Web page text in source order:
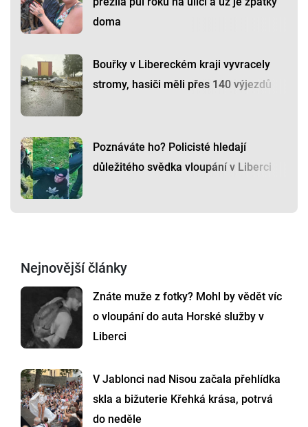
doma
Bouřky v Libereckém kraji vyvracely
stromy, hasiči měli přes 140 výjezdů
Poznáváte ho? Policisté hledají
důležitého svědka vloupání v Liberci
Nejnovější články
Znáte muže z fotky? Mohl by vědět víc
o vloupání do auta Horské služby v
Liberci
V Jablonci nad Nisou začala přehlídka
skla a bižuterie Křehká krása, potrvá
do neděle